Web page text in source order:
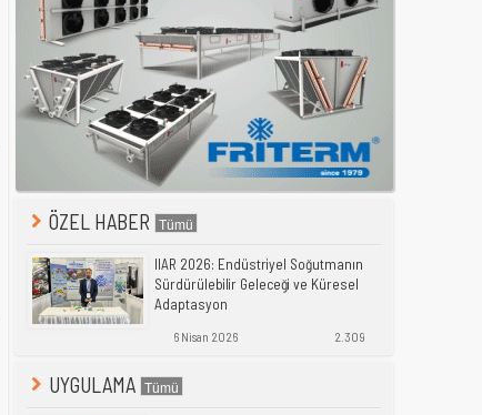
ÖZEL HABER
IIAR 2026: Endüstriyel Soğutmanın
Sürdürülebilir Geleceği ve Küresel
Adaptasyon
6 Nisan 2026 2.309
UYGULAMA